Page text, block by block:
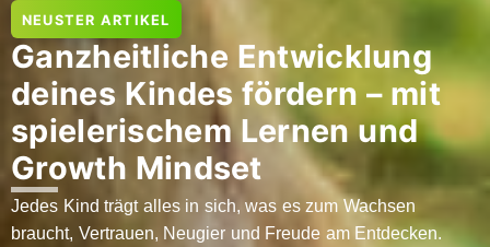
NEUSTER ARTIKEL
Ganzheitliche Entwicklung
deines Kindes fördern – mit
spielerischem Lernen und
Growth Mindset
Jedes Kind trägt alles in sich, was es zum Wachsen
braucht, Vertrauen, Neugier und Freude am Entdecken.